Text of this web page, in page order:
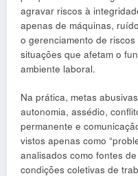
agravar riscos à
apenas de máquinas,
o gerenciamento de
situações que afetam o
ambiente laboral.
Na prática, metas
autonomia, assédio,
permanente e
vistos apenas como
analisados como fontes
condições coletivas de